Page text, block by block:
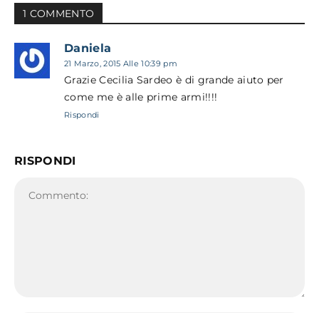
1 COMMENTO
Daniela
21 Marzo, 2015 Alle 10:39 pm
Grazie Cecilia Sardeo è di grande aiuto per
come me è alle prime armi!!!!
Rispondi
RISPONDI